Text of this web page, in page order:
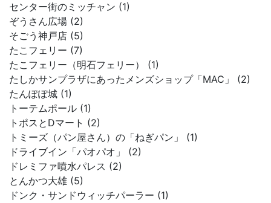
センター街のミッチャン (1)
ぞうさん広場 (2)
そごう神戸店 (5)
たこフェリー (7)
たこフェリー（明石フェリー） (1)
たしかサンプラザにあったメンズショップ「MAC」 (2)
たんぽぽ城 (1)
トーテムポール (1)
トポスとDマート (2)
トミーズ（パン屋さん）の「ねぎパン」 (1)
ドライブイン「パオパオ」 (2)
ドレミファ噴水パレス (2)
とんかつ大雄 (5)
ドンク・サンドウィッチパーラー (1)